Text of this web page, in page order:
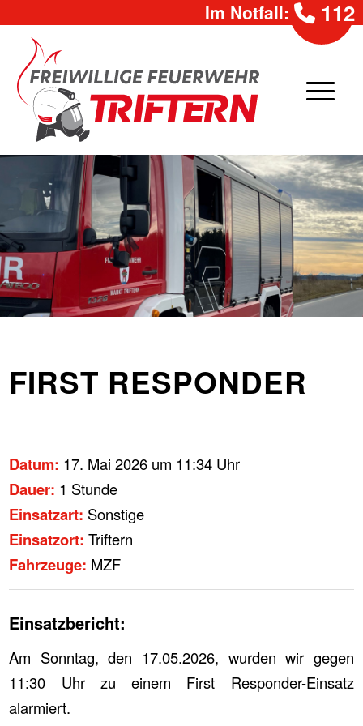
Im Notfall: 112
FIRST RESPONDER
Datum: 17. Mai 2026 um 11:34 Uhr
Dauer: 1 Stunde
Einsatzart: Sonstige
Einsatzort: Triftern
Fahrzeuge: MZF
Einsatzbericht:
Am Sonntag, den 17.05.2026, wurden wir gegen
11:30 Uhr zu einem First Responder-Einsatz
alarmiert.